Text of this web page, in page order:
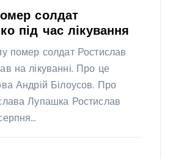
солдат
під час лікування
помер солдат Ростислав
на лікуванні. Про це
Андрій Білоусов. Про
Лупашка Ростислав